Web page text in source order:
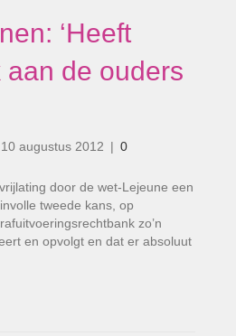
‘Heeft
aan de ouders
10 augustus 2012 | 0
door de wet-Lejeune een
tweede kans, op
zo’n
en opvolgt en dat er absoluut